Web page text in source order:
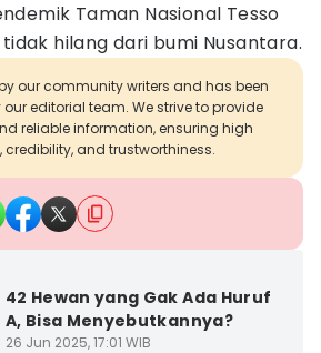
Taman Nasional Tesso
hilang dari bumi Nusantara.
our community writers and has been
editorial team. We strive to provide
reliable information, ensuring high
and trustworthiness.
42 Hewan yang Gak Ada Huruf
A, Bisa Menyebutkannya?
26 Jun 2025, 17:01 WIB